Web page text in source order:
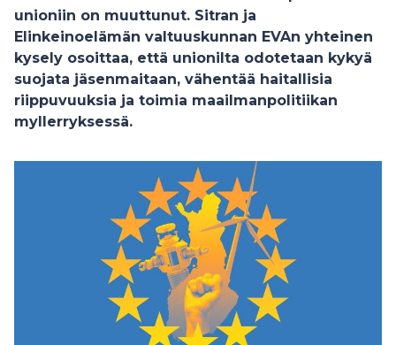
unioniin on muuttunut. Sitran ja
Elinkeinoelämän valtuuskunnan EVAn yhteinen
kysely osoittaa, että unionilta odotetaan kykyä
suojata jäsenmaitaan, vähentää haitallisia
riippuvuuksia ja toimia maailmanpolitiikan
myllerryksessä.